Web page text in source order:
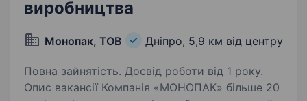
виробництва
Монопак, ТОВ Дніпро, 5,9 км від центру
Повна зайнятість. Досвід роботи від 1 року.
Опис вакансії Компанія «МОНОПАК» більше 20